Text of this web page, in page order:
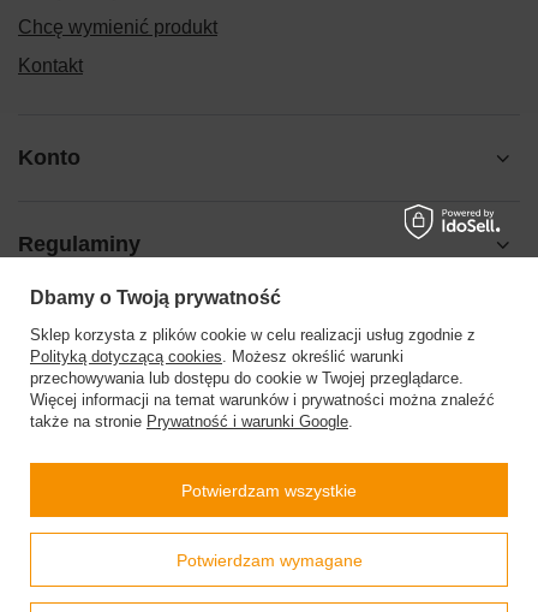
Chcę wymienić produkt
Kontakt
Konto
Regulaminy
Pomoc
504199123 sklep@barberinis.pl
,32-087Bibice
W sklepie prezentujemy ceny brutto (z VAT).
Stawki VAT dla konsumentów z kraju:Polska.
Dbamy o Twoją prywatność
Sklep korzysta z plików cookie w celu realizacji usług zgodnie z
Polityką dotyczącą cookies. Możesz określić warunki
przechowywania lub dostępu do cookie w Twojej przeglądarce.
Więcej informacji na temat warunków i prywatności można znaleźć
także na stronie Prywatność i warunki Google.
Potwierdzam wymagane
Potwierdzam wszystkie